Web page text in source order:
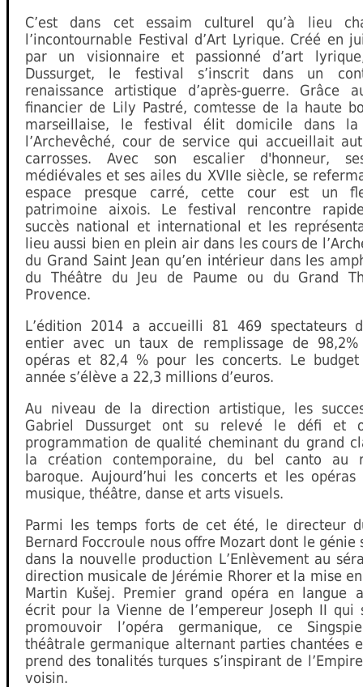
C’est dans cet essaim culturel qu’à lieu
l’incontournable Festival d’Art Lyrique. Créé en
par un visionnaire et passionné d’art
Dussurget, le festival s’inscrit dans un
renaissance artistique d’après-guerre. Grâce
financier de Lily Pastré, comtesse de la haute
marseillaise, le festival élit domicile dans
l’Archevêché, cour de service qui accueillait
carrosses. Avec son escalier d'honneur,
médiévales et ses ailes du XVIIe siècle, se
espace presque carré, cette cour est un
patrimoine aixois. Le festival rencontre
succès national et international et les
lieu aussi bien en plein air dans les cours de
du Grand Saint Jean qu’en intérieur dans les
du Théâtre du Jeu de Paume ou du Grand
Provence.
L’édition 2014 a accueilli 81 469 spectateurs
entier avec un taux de remplissage de
opéras et 82,4 % pour les concerts. Le
année s’élève a 22,3 millions d’euros.
Au niveau de la direction artistique, les
Gabriel Dussurget ont su relevé le défi et
programmation de qualité cheminant du grand
la création contemporaine, du bel canto au
baroque. Aujourd’hui les concerts et les opéras
musique, théâtre, danse et arts visuels.
Parmi les temps forts de cet été, le directeur
Bernard Foccroule nous offre Mozart dont le génie
dans la nouvelle production L’Enlèvement au
direction musicale de Jérémie Rhorer et la mise
Martin Kušej. Premier grand opéra en langue
écrit pour la Vienne de l’empereur Joseph II qui
promouvoir l’opéra germanique, ce
théâtrale germanique alternant parties chantées
prend des tonalités turques s’inspirant de
voisin.